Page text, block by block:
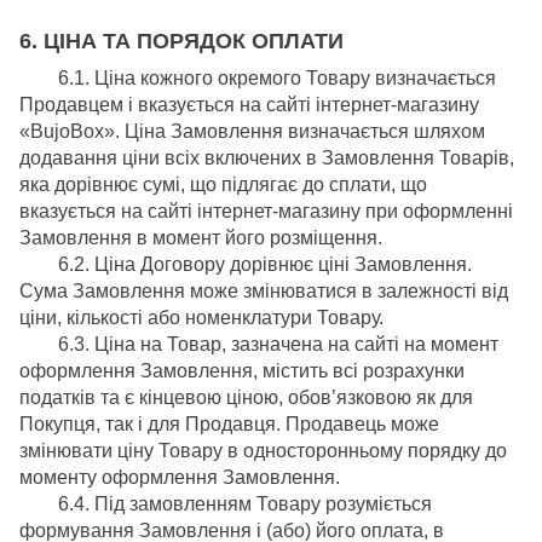
6. ЦІНА ТА ПОРЯДОК ОПЛАТИ
6.1. Ціна кожного окремого Товару визначається
Продавцем і вказується на сайті інтернет-магазину
«BujoBox». Ціна Замовлення визначається шляхом
додавання ціни всіх включених в Замовлення Товарів,
яка дорівнює сумі, що підлягає до сплати, що
вказується на сайті інтернет-магазину при оформленні
Замовлення в момент його розміщення.
6.2. Ціна Договору дорівнює ціні Замовлення.
Сума Замовлення може змінюватися в залежності від
ціни, кількості або номенклатури Товару.
6.3. Ціна на Товар, зазначена на сайті на момент
оформлення Замовлення, містить всі розрахунки
податків та є кінцевою ціною, обов’язковою як для
Покупця, так і для Продавця. Продавець може
змінювати ціну Товару в односторонньому порядку до
моменту оформлення Замовлення.
6.4. Під замовленням Товару розуміється
формування Замовлення і (або) його оплата, в